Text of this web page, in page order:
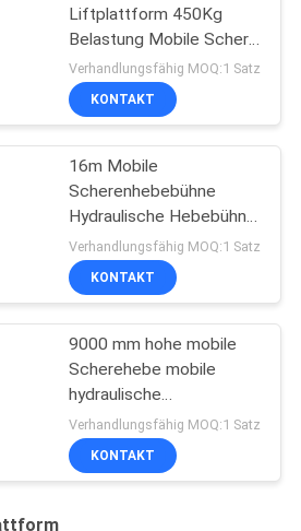
Liftplattform 450Kg
Belastung Mobile Schere
Lift
Verhandlungsfähig MOQ:1 Satz
KONTAKT
16m Mobile
Scherenhebebühne
Hydraulische Hebebühne
mit
Verlängerungsplattform
Verhandlungsfähig MOQ:1 Satz
KONTAKT
9000 mm hohe mobile
Scherehebe mobile
hydraulische
Hebeplattform zur
Reinigung
Verhandlungsfähig MOQ:1 Satz
KONTAKT